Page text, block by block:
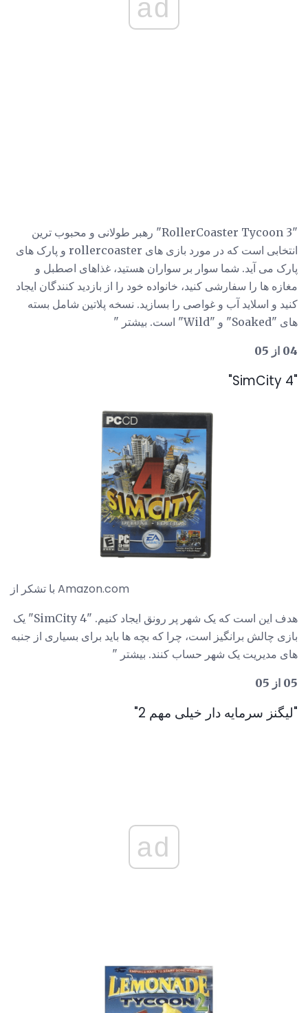
ad
"RollerCoaster Tycoon 3" رهبر طولانی و محبوب ترین
انتخابی است که در مورد بازی های rollercoaster و پارک های
پارک می آید. شما سوار بر سواران هستید، غذاهای اصطبل و
مغازه ها را سفارشی کنید، خانواده خود را از بازدید کنندگان ایجاد
کنید و اسلاید آب و غواصی را بسازید. نسخه پلاتین شامل بسته
های "Soaked" و "Wild" است. بیشتر "
04 از 05
"SimCity 4"
با تشکر از Amazon.com
هدف این است که یک شهر پر رونق ایجاد کنیم. "SimCity 4" یک
بازی چالش برانگیز است، چرا که بچه ها باید برای بسیاری از جنبه
های مدیریت یک شهر حساب کنند. بیشتر "
05 از 05
"لیگنز سرمایه دار خیلی مهم 2"
ad